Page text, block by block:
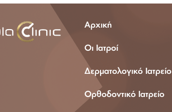
Αρχική
Οι Ιατροί
Δερματολογικό Ιατρείο
Ορθοδοντικό Ιατρείο